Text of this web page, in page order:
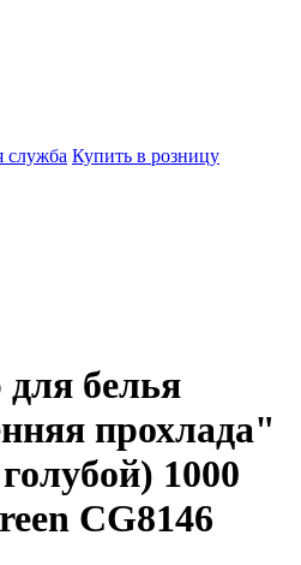
служба Купить в розницу
белья
прохлада"
1000
CG8146